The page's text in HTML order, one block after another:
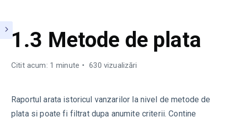
1.3 Metode de plata
Citit acum: 1 minute 630 vizualizări
Raportul arata istoricul vanzarilor la nivel de metode de
plata si poate fi filtrat dupa anumite criterii. Contine